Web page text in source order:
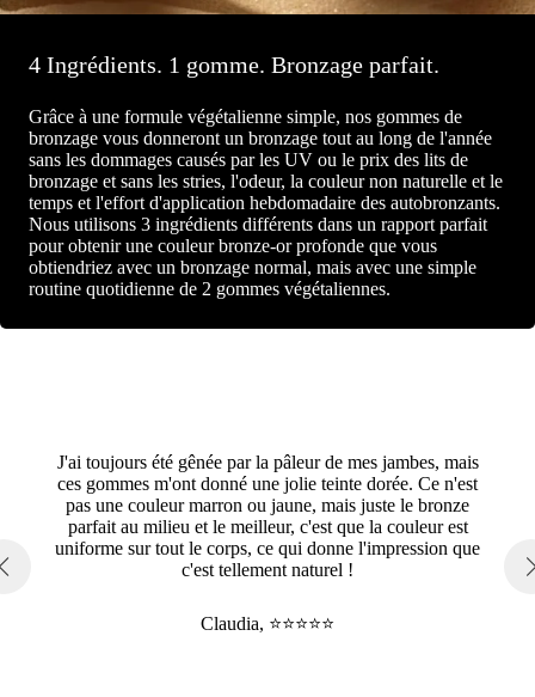
4 Ingrédients. 1 gomme. Bronzage parfait.
Grâce à une formule végétalienne simple, nos gommes de
bronzage vous donneront un bronzage tout au long de l'année
sans les dommages causés par les UV ou le prix des lits de
bronzage et sans les stries, l'odeur, la couleur non naturelle et le
temps et l'effort d'application hebdomadaire des autobronzants.
Nous utilisons 3 ingrédients différents dans un rapport parfait
pour obtenir une couleur bronze-or profonde que vous
obtiendriez avec un bronzage normal, mais avec une simple
routine quotidienne de 2 gommes végétaliennes.
J'ai toujours été gênée par la pâleur de mes jambes, mais
ces gommes m'ont donné une jolie teinte dorée. Ce n'est
pas une couleur marron ou jaune, mais juste le bronze
parfait au milieu et le meilleur, c'est que la couleur est
uniforme sur tout le corps, ce qui donne l'impression que
c'est tellement naturel !
Claudia, ⭐⭐⭐⭐⭐